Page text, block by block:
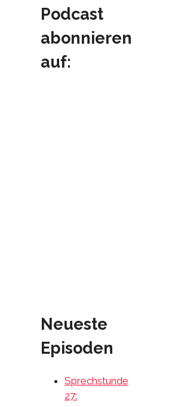
Podcast
abonnieren
auf:
Neueste
Episoden
Sprechstunde
27: